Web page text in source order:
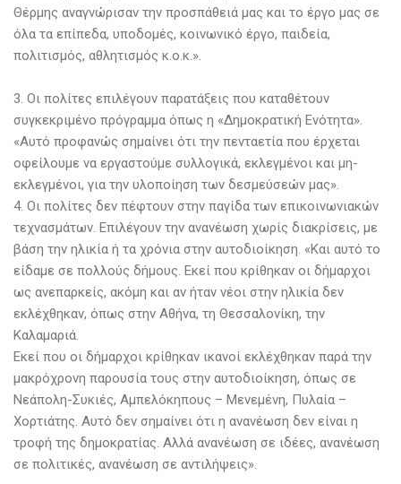
Θέρμης αναγνώρισαν την προσπάθειά μας και το έργο μας σε
όλα τα επίπεδα, υποδομές, κοινωνικό έργο, παιδεία,
πολιτισμός, αθλητισμός κ.ο.κ.».
3. Οι πολίτες επιλέγουν παρατάξεις που καταθέτουν
συγκεκριμένο πρόγραμμα όπως η «Δημοκρατική Ενότητα».
«Αυτό προφανώς σημαίνει ότι την πενταετία που έρχεται
οφείλουμε να εργαστούμε συλλογικά, εκλεγμένοι και μη-
εκλεγμένοι, για την υλοποίηση των δεσμεύσεών μας».
4. Οι πολίτες δεν πέφτουν στην παγίδα των επικοινωνιακών
τεχνασμάτων. Επιλέγουν την ανανέωση χωρίς διακρίσεις, με
βάση την ηλικία ή τα χρόνια στην αυτοδιοίκηση. «Και αυτό το
είδαμε σε πολλούς δήμους. Εκεί που κρίθηκαν οι δήμαρχοι
ως ανεπαρκείς, ακόμη και αν ήταν νέοι στην ηλικία δεν
εκλέχθηκαν, όπως στην Αθήνα, τη Θεσσαλονίκη, την
Καλαμαριά.
Εκεί που οι δήμαρχοι κρίθηκαν ικανοί εκλέχθηκαν παρά την
μακρόχρονη παρουσία τους στην αυτοδιοίκηση, όπως σε
Νεάπολη-Συκιές, Αμπελόκηπους – Μενεμένη, Πυλαία –
Χορτιάτης. Αυτό δεν σημαίνει ότι η ανανέωση δεν είναι η
τροφή της δημοκρατίας. Αλλά ανανέωση σε ιδέες, ανανέωση
σε πολιτικές, ανανέωση σε αντιλήψεις».